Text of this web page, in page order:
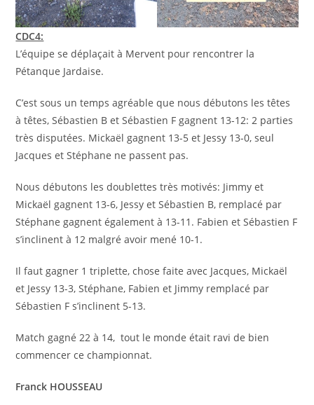
CDC4:
L’équipe se déplaçait à Mervent pour rencontrer la
Pétanque Jardaise.
C’est sous un temps agréable que nous débutons les têtes
à têtes, Sébastien B et Sébastien F gagnent 13-12: 2 parties
très disputées. Mickaël gagnent 13-5 et Jessy 13-0, seul
Jacques et Stéphane ne passent pas.
Nous débutons les doublettes très motivés: Jimmy et
Mickaël gagnent 13-6, Jessy et Sébastien B, remplacé par
Stéphane gagnent également à 13-11. Fabien et Sébastien F
s’inclinent à 12 malgré avoir mené 10-1.
Il faut gagner 1 triplette, chose faite avec Jacques, Mickaël
et Jessy 13-3, Stéphane, Fabien et Jimmy remplacé par
Sébastien F s’inclinent 5-13.
Match gagné 22 à 14, tout le monde était ravi de bien
commencer ce championnat.
Franck HOUSSEAU